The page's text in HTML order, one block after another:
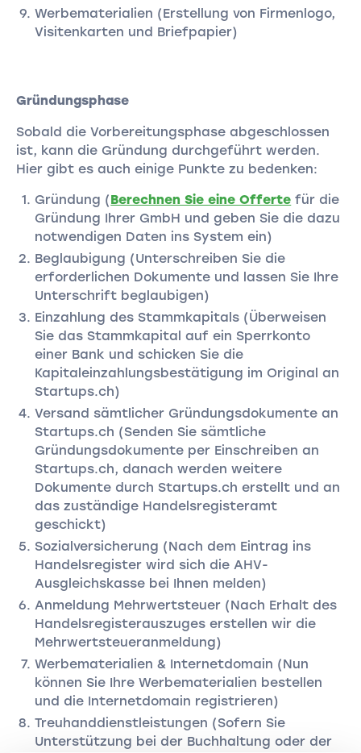
Werbematerialien (Erstellung von Firmenlogo,
Visitenkarten und Briefpapier)
Gründungsphase
Sobald die Vorbereitungsphase abgeschlossen
ist, kann die Gründung durchgeführt werden.
Hier gibt es auch einige Punkte zu bedenken:
Gründung (Berechnen Sie eine Offerte für die
Gründung Ihrer GmbH und geben Sie die dazu
notwendigen Daten ins System ein)
Beglaubigung (Unterschreiben Sie die
erforderlichen Dokumente und lassen Sie Ihre
Unterschrift beglaubigen)
Einzahlung des Stammkapitals (Überweisen
Sie das Stammkapital auf ein Sperrkonto
einer Bank und schicken Sie die
Kapitaleinzahlungsbestätigung im Original an
Startups.ch)
Versand sämtlicher Gründungsdokumente an
Startups.ch (Senden Sie sämtliche
Gründungsdokumente per Einschreiben an
Startups.ch, danach werden weitere
Dokumente durch Startups.ch erstellt und an
das zuständige Handelsregisteramt
geschickt)
Sozialversicherung (Nach dem Eintrag ins
Handelsregister wird sich die AHV-
Ausgleichskasse bei Ihnen melden)
Anmeldung Mehrwertsteuer (Nach Erhalt des
Handelsregisterauszuges erstellen wir die
Mehrwertsteueranmeldung)
Werbematerialien & Internetdomain (Nun
können Sie Ihre Werbematerialien bestellen
und die Internetdomain registrieren)
Treuhanddienstleistungen (Sofern Sie
Unterstützung bei der Buchhaltung oder der